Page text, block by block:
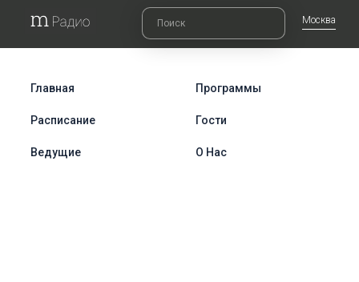
Москва
Главная Программы
Расписание Гости
Ведущие О Нас